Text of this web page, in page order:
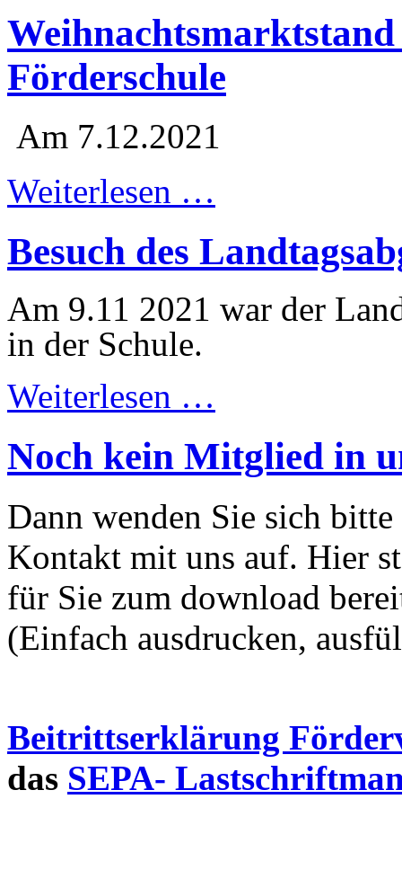
Förderschule
Am 7.12.2021
Weiterlesen …
Besuch des
Am 9.11 2021 war der
in der Schule.
Weiterlesen …
Noch kein Mitglied in
Dann wenden Sie sich
Kontakt mit uns auf. Hier
für Sie zum download
(Einfach ausdrucken,
Beitrittserklärung
das SEPA-